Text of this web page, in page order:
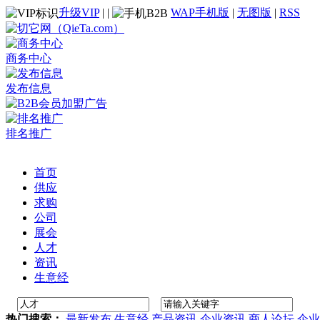
升级VIP| | WAP手机版 | 无图版 | RSS
商务中心
发布信息
排名推广
首页
供应
求购
公司
展会
人才
资讯
生意经